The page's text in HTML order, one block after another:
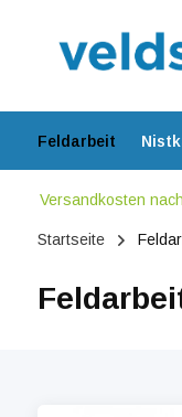
Feldarbeit
Versandkosten
Startseite